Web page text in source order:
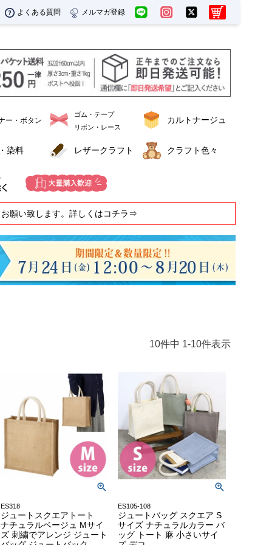
よくある質問 メルマガ登録
ー・ボタン
ゴム・テープ
リボン・レース
カルトナージュ
染料 レザークラフト クラフト色々
願い致します。詳しくはコチラ⇒
10件中 1-10件表示
ES318
ジュートスクエアトート
ナチュラルベージュ Mサイ
ズ 刺繍でアレンジ ジュート
ES105-108
ジュートバッグ スクエア S
サイズ ナチュラルカラー バ
ッグ トート 麻 小さいサイ